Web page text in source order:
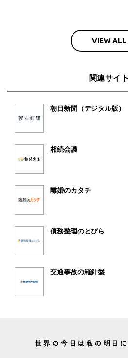
VIEW ALL
関連サイト
朝日新聞（デジタル版）
相続会議
離婚のカタチ
債務整理のとびら
交通事故の羅針盤